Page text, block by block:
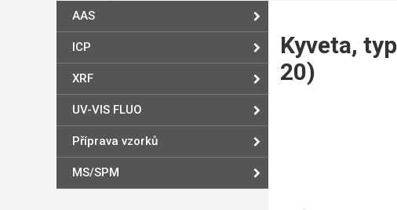
AAS
ICP
XRF
UV-VIS FLUO
Příprava vzorků
MS/SPM
Kyveta,
20)